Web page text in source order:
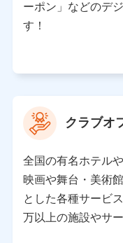
個人情報の第三
当社は利用目的の達
の取り扱いの全部ま
す。
個人データの共
当社は株式会社
人データを共同利
ーポン」などのデ
す！
クラブオ
全国の有名ホテル
映画や舞台・美術
とした各種サービ
万以上の施設やサ